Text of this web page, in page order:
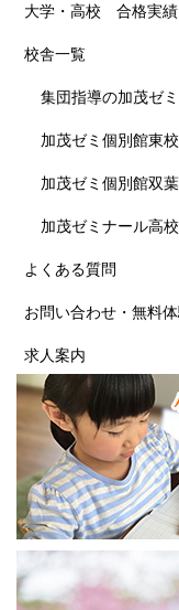
大学・高校 合格実績
校舎一覧
集団指導の加茂ゼ
加茂ゼミ個別館東校
加茂ゼミ個別館双
加茂ゼミナール高
よくある質問
お問い合わせ・無料
求人案内